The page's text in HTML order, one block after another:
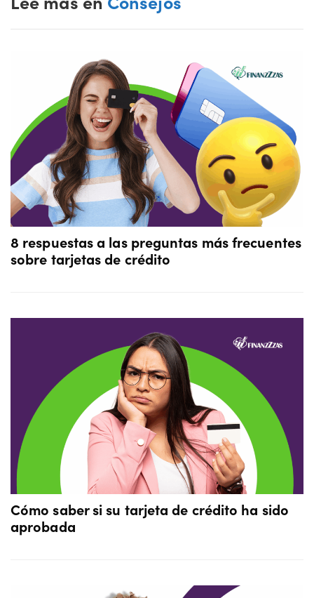
8 respuestas a las preguntas más frecuentes
sobre tarjetas de crédito
Cómo saber si su tarjeta de crédito ha sido
aprobada